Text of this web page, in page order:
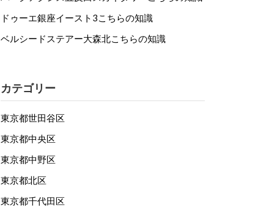
ドゥーエ銀座イースト3こちらの知識
ベルシードステアー大森北こちらの知識
カテゴリー
東京都世田谷区
東京都中央区
東京都中野区
東京都北区
東京都千代田区